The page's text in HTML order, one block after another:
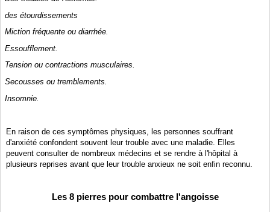
des étourdissements
Miction fréquente ou diarrhée.
Essoufflement.
Tension ou contractions musculaires.
Secousses ou tremblements.
Insomnie.
En raison de ces symptômes physiques, les personnes souffrant
d'anxiété confondent souvent leur trouble avec une maladie. Elles
peuvent consulter de nombreux médecins et se rendre à l'hôpital à
plusieurs reprises avant que leur trouble anxieux ne soit enfin reconnu.
Les 8 pierres pour combattre l'angoisse